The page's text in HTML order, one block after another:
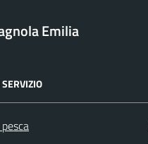
Emilia